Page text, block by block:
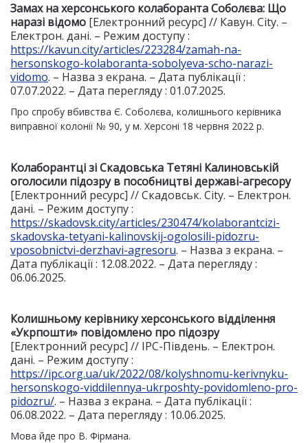
Замах на херсонського колаборанта Соболєва: Що
наразі відомо [Електронний ресурс] // Кавун. City. –
Електрон. дані. – Режим доступу :
https://kavun.city/articles/223284/zamah-na-
hersonskogo-kolaboranta-sobolyeva-scho-narazi-
vidomo. – Назва з екрана. – Дата публікації :
07.07.2022. – Дата перегляду : 01.07.2025.
Про спробу вбивства Є. Соболєва, колишнього керівника
виправної колонії № 90, у м. Херсоні 18 червня 2022 р.
Колаборантці зі Скадовська Тетяні Калиновській
оголосили підозру в пособництві державі-агресору
[Електронний ресурс] // Скадовськ. City. – Електрон.
дані. – Режим доступу :
https://skadovsk.city/articles/230474/kolaborantcizi-
skadovska-tetyani-kalinovskij-ogolosili-pidozru-
vposobnictvi-derzhavi-agresoru. – Назва з екрана. –
Дата публікації : 12.08.2022. – Дата перегляду :
06.06.2025.
Колишньому керівнику херсонського відділення
«Укрпошти» повідомлено про підозру
[Електронний ресурс] // IPC-Південь. – Електрон.
дані. – Режим доступу :
https://ipc.org.ua/uk/2022/08/kolyshnomu-kerivnyku-
hersonskogo-viddilennya-ukrposhty-povidomleno-pro-
pidozru/. – Назва з екрана. – Дата публікації :
06.08.2022. – Дата перегляду : 10.06.2025.
Мова йде про В. Фірмана.